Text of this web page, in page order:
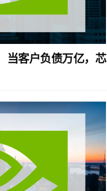
当客户负债万亿，芯